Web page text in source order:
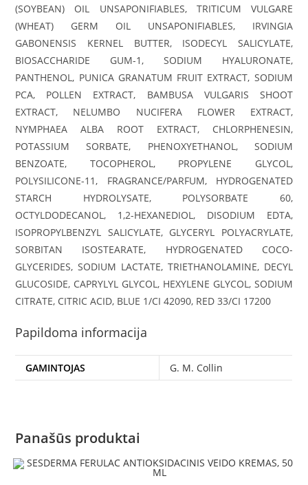
(SOYBEAN) OIL UNSAPONIFIABLES, TRITICUM VULGARE
(WHEAT) GERM OIL UNSAPONIFIABLES, IRVINGIA
GABONENSIS KERNEL BUTTER, ISODECYL SALICYLATE,
BIOSACCHARIDE GUM-1, SODIUM HYALURONATE,
PANTHENOL, PUNICA GRANATUM FRUIT EXTRACT, SODIUM
PCA, POLLEN EXTRACT, BAMBUSA VULGARIS SHOOT
EXTRACT, NELUMBO NUCIFERA FLOWER EXTRACT,
NYMPHAEA ALBA ROOT EXTRACT, CHLORPHENESIN,
POTASSIUM SORBATE, PHENOXYETHANOL, SODIUM
BENZOATE, TOCOPHEROL, PROPYLENE GLYCOL,
POLYSILICONE-11, FRAGRANCE/PARFUM, HYDROGENATED
STARCH HYDROLYSATE, POLYSORBATE 60,
OCTYLDODECANOL, 1,2-HEXANEDIOL, DISODIUM EDTA,
ISOPROPYLBENZYL SALICYLATE, GLYCERYL POLYACRYLATE,
SORBITAN ISOSTEARATE, HYDROGENATED COCO-
GLYCERIDES, SODIUM LACTATE, TRIETHANOLAMINE, DECYL
GLUCOSIDE, CAPRYLYL GLYCOL, HEXYLENE GLYCOL, SODIUM
CITRATE, CITRIC ACID, BLUE 1/CI 42090, RED 33/CI 17200
Papildoma informacija
GAMINTOJAS G. M. Collin
Panašūs produktai